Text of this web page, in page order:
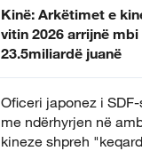
Kinë: Arkëtimet e
vitin 2026 arrijnë mbi
23.5miliardë juanë
Oficeri japonez i
me ndërhyrjen në
kineze shpreh